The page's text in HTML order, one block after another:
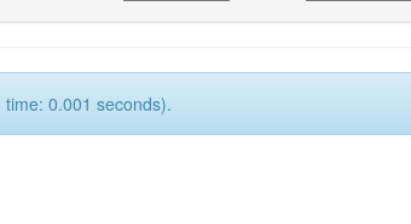
0.001 seconds).